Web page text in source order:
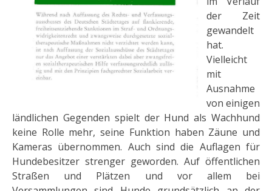
der Zeit
gewandelt
hat.
Vielleicht
mit
Ausnahme
von einigen
ländlichen Gegenden spielt der Hund als Wach­hund
keine Rolle mehr, seine Funktion haben Zäune und
Kameras übernom­men. Auch sind die Auflagen für
Hundebesitzer strenger geworden. Auf öf­fentlichen
Straßen und Plätzen und vor allem bei